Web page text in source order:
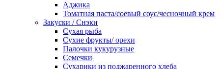
Аджика
Томатная паста/соевый соус/чесночный крем
Закуски / Снэки
Сухая рыба
Сухие фрукты/ орехи
Палочки кукурузные
Семечки
Сухарики из поджаренного хлеба